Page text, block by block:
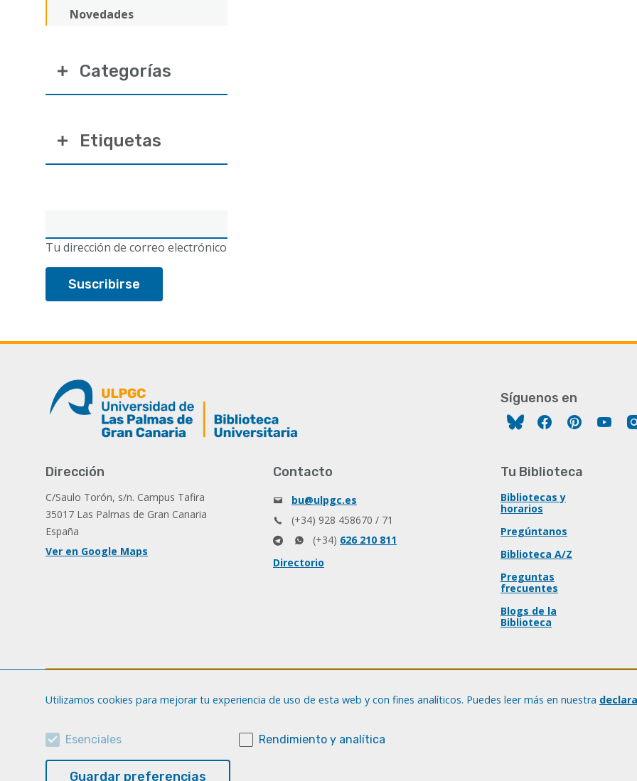
Novedades
electrónico
Tu dirección de correo electrónico
Categorías
Etiquetas
Síguenos en
FacebookPinterest
Dirección
C/Saulo Torón, s/n. Campus Tafira
35017 Las Palmas de Gran Canaria
España
Ver en Google Maps
Contacto
bu@ulpgc.es
(+34) 928 458670 / 71
(+34) 626 210 811
Directorio
Tu Biblioteca
Bibliotecas y
horarios
Pregúntanos
Biblioteca A/Z
Preguntas
frecuentes
Blogs de la
Biblioteca
Utilizamos cookies para mejorar tu experiencia de uso de esta web y con fines analíticos. Puedes leer más en nuestra
Esenciales Rendimiento y analítica
Guardar preferencias